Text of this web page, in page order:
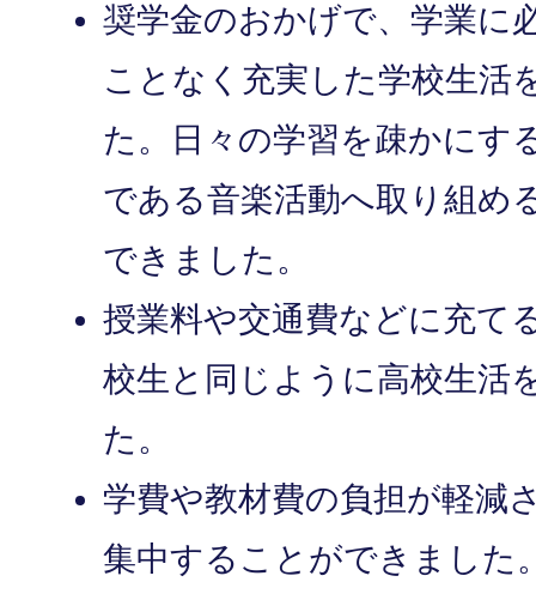
奨学金のおかげで、学業に
ことなく充実した学校生活
た。日々の学習を疎かにす
である音楽活動へ取り組め
できました。
授業料や交通費などに充て
校生と同じように高校生活
た。
学費や教材費の負担が軽減
集中することができました